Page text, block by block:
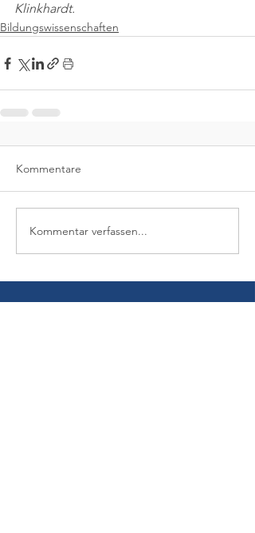
Klinkhardt.
Bildungswissenschaften
Kommentare
Kommentar verfassen...